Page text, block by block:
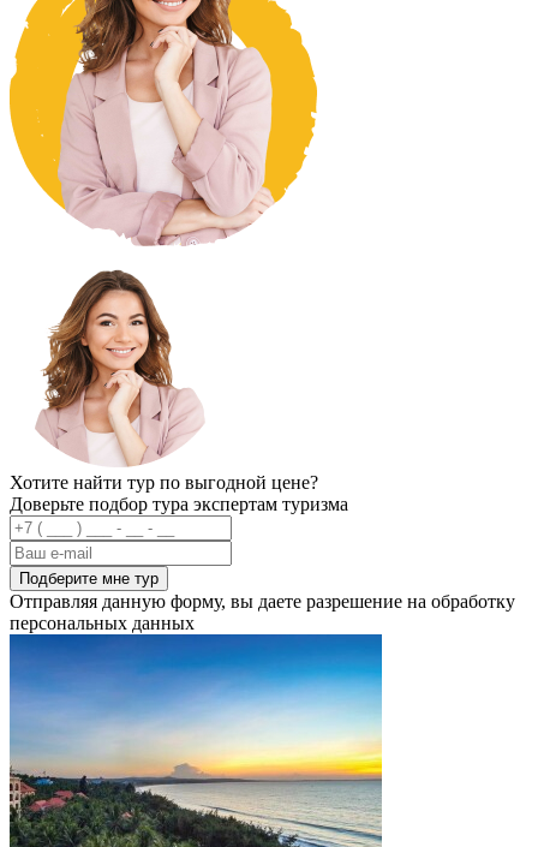
Хотите найти тур по выгодной цене?
Доверьте подбор тура экспертам туризма
Подберите мне тур
Отправляя данную форму, вы даете разрешение на обработку
персональных данных